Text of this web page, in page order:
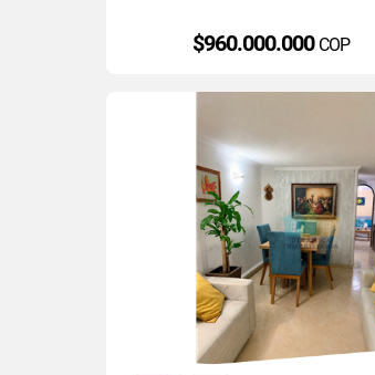
$960.000.000 COP